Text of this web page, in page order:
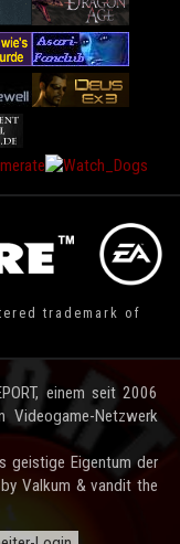
trademark of
einem seit 2006
Videogame-Netzwerk
geistige Eigentum der
Valkum & vandit the